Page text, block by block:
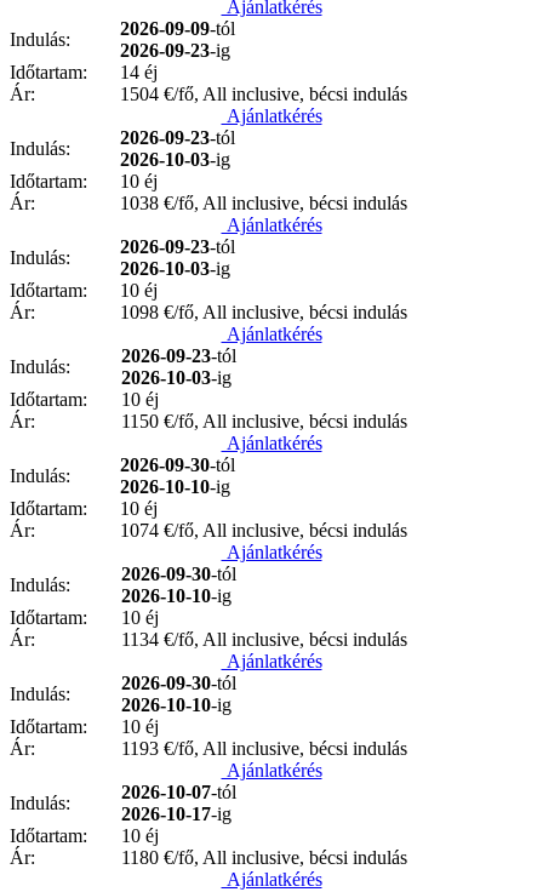
Ajánlatkérés
Indulás:
2026-09-09-tól
2026-09-23-ig
Időtartam:
14 éj
Ár:
1504 €/fő, All inclusive, bécsi indulás
Ajánlatkérés
Indulás:
2026-09-23-tól
2026-10-03-ig
Időtartam:
10 éj
Ár:
1038 €/fő, All inclusive, bécsi indulás
Ajánlatkérés
Indulás:
2026-09-23-tól
2026-10-03-ig
Időtartam:
10 éj
Ár:
1098 €/fő, All inclusive, bécsi indulás
Ajánlatkérés
Indulás:
2026-09-23-tól
2026-10-03-ig
Időtartam:
10 éj
Ár:
1150 €/fő, All inclusive, bécsi indulás
Ajánlatkérés
Indulás:
2026-09-30-tól
2026-10-10-ig
Időtartam:
10 éj
Ár:
1074 €/fő, All inclusive, bécsi indulás
Ajánlatkérés
Indulás:
2026-09-30-tól
2026-10-10-ig
Időtartam:
10 éj
Ár:
1134 €/fő, All inclusive, bécsi indulás
Ajánlatkérés
Indulás:
2026-09-30-tól
2026-10-10-ig
Időtartam:
10 éj
Ár:
1193 €/fő, All inclusive, bécsi indulás
Ajánlatkérés
Indulás:
2026-10-07-tól
2026-10-17-ig
Időtartam:
10 éj
Ár:
1180 €/fő, All inclusive, bécsi indulás
Ajánlatkérés